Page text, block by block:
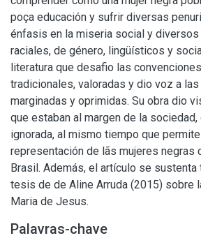
poça educación y sufrir diversas
énfasis en la miseria social y
raciales, de género, lingüísticos y
literatura que desafio las
tradicionales, valoradas y dio voz a
marginadas y oprimidas. Su obra dio
que estaban al margen de la sociedad,
ignorada, al mismo tiempo que
representación de lãs mujeres negras
Brasil. Además, el artículo se sustenta
tesis de de Aline Arruda (2015) sobre
Maria de Jesus.
Palavras-chave